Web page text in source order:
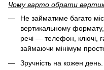
Чому варто обрати
Не займатиме багато
вертикальному формату,
речі — телефон, ключі,
займаючи мінімум
Зручність на кожен